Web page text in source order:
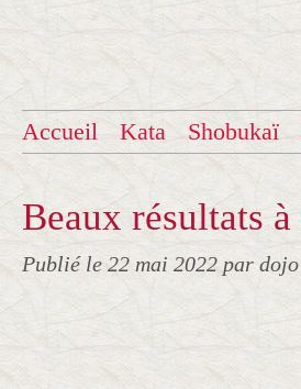
Accueil Kata Shobukaï
Beaux résultats
Publié le 22 mai 2022 par